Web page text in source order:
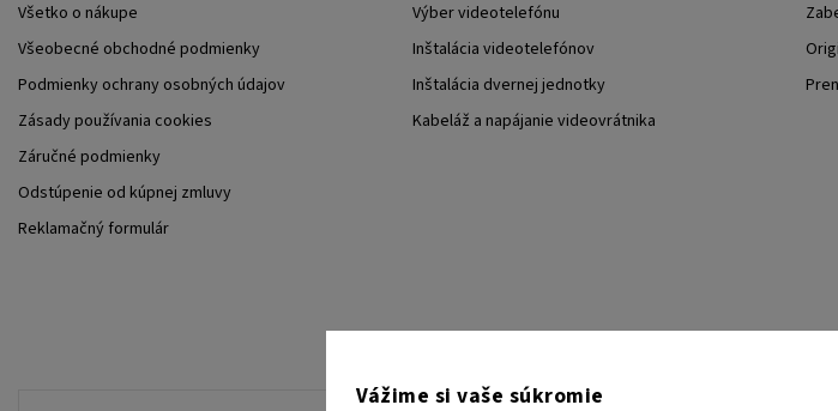
Vážime si vaše súkromie
Všetko o nákupe
Všeobecné obchodné podmienky
Podmienky ochrany osobných údajov
Zásady používania cookies
Záručné podmienky
Odstúpenie od kúpnej zmluvy
Reklamačný formulár
Výber videotelefónu
Inštalácia videotelefónov
Inštalácia dvernej jednotky
Kabeláž a napájanie videovrátnika